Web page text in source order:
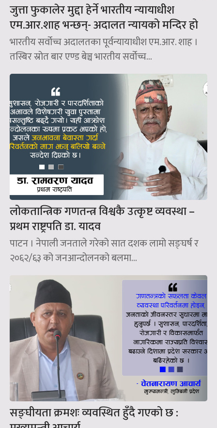
जुत्ता फुकालेर मुद्दा हेर्ने भारतीय न्यायाधीश
एम.आर.शाह भन्छन्- अदालत न्यायको मन्दिर हो
भारतीय सर्वोच्च अदालतका पूर्वन्यायाधीश एम.आर. शाह ।
तस्बिर स्रोत बार एण्ड बेञ्च भारतीय सर्वोच्च...
लोकतान्त्रिक गणतन्त्र विश्वकै उत्कृष्ट व्यवस्था –
प्रथम राष्ट्रपति डा. यादव
पाटन । नेपाली जनताले गरेको सात दशक लामो सङ्घर्ष र
२०६२/६३ को जनआन्दोलनको बलमा...
सङ्घीयता क्रमशः व्यवस्थित हुँदै गएको छ :